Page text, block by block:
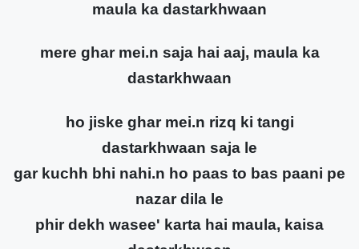
maula ka dastarkhwaan
mere ghar mei.n saja hai aaj, maula ka
dastarkhwaan
ho jiske ghar mei.n rizq ki tangi
dastarkhwaan saja le
gar kuchh bhi nahi.n ho paas to bas paani pe
nazar dila le
phir dekh wasee' karta hai maula, kaisa